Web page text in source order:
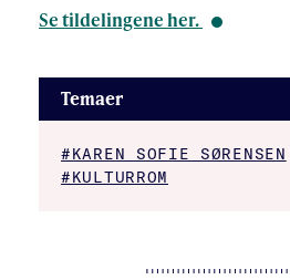
Se tildelingene her.
Temaer
#KAREN SOFIE SØRENSEN
#KULTURROM